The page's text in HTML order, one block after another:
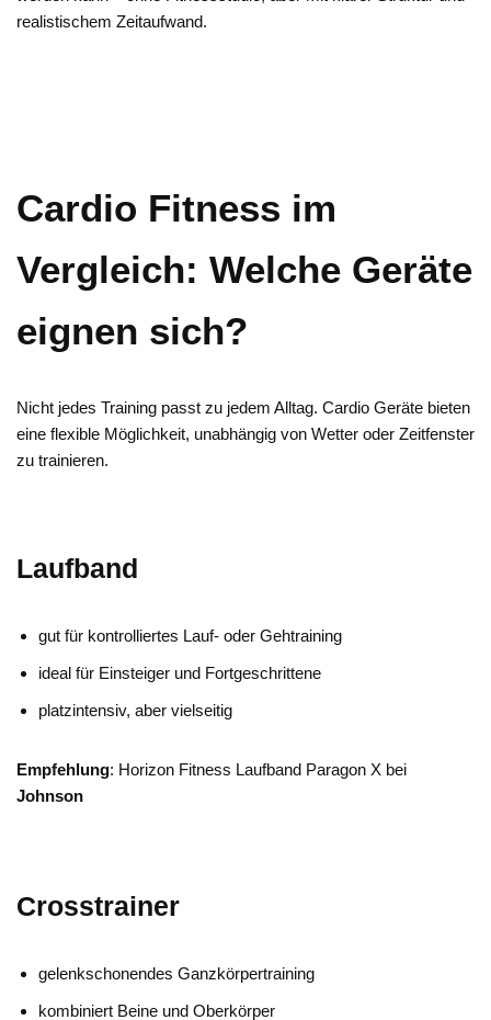
realistischem Zeitaufwand.
Cardio Fitness im
Vergleich: Welche Geräte
eignen sich?
Nicht jedes Training passt zu jedem Alltag. Cardio Geräte bieten
eine flexible Möglichkeit, unabhängig von Wetter oder Zeitfenster
zu trainieren.
Laufband
gut für kontrolliertes Lauf- oder Gehtraining
ideal für Einsteiger und Fortgeschrittene
platzintensiv, aber vielseitig
Empfehlung: Horizon Fitness Laufband Paragon X bei
Johnson
Crosstrainer
gelenkschonendes Ganzkörpertraining
kombiniert Beine und Oberkörper